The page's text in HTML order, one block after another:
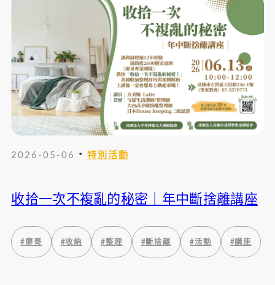
2026-05-06 ・特別活動
收拾一次不複亂的秘密｜年中斷捨離講座
#廖哥 #收納 #整理 #斷捨離 #活動 #講座